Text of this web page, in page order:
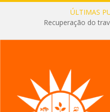
ÚLTIMAS
Recuperação do